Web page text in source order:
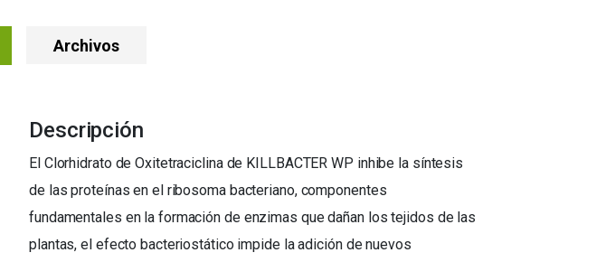
Archivos
Descripción
El Clorhidrato de Oxitetraciclina de KILLBACTER WP inhibe la síntesis
de las proteínas en el ribosoma bacteriano, componentes
fundamentales en la formación de enzimas que dañan los tejidos de las
plantas, el efecto bacteriostático impide la adición de nuevos